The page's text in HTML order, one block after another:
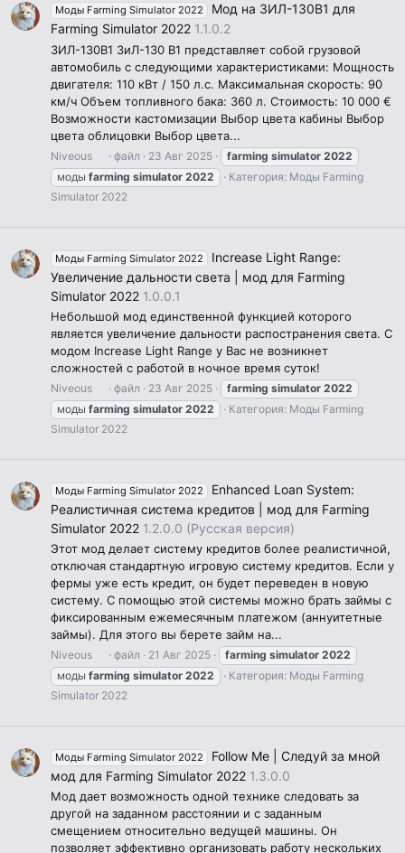
Моды Farming Simulator 2022
Мод на ЗИЛ-130В1 для
Farming Simulator 2022 1.1.0.2
ЗИЛ-130В1 ЗиЛ-130 В1 представляет собой грузовой
автомобиль с следующими характеристиками: Мощность
двигателя: 110 кВт / 150 л.с. Максимальная скорость: 90
км/ч Объем топливного бака: 360 л. Стоимость: 10 000 €
Возможности кастомизации Выбор цвета кабины Выбор
цвета облицовки Выбор цвета...
Niveous файл 23 Авг 2025 farming simulator 2022
моды farming simulator 2022 Категория: Моды Farming
Simulator 2022
Моды Farming Simulator 2022
Increase Light Range:
Увеличение дальности света | мод для Farming
Simulator 2022 1.0.0.1
Небольшой мод единственной функцией которого
является увеличение дальности распостранения света. С
модом Increase Light Range у Вас не возникнет
сложностей с работой в ночное время суток!
Niveous файл 23 Авг 2025 farming simulator 2022
моды farming simulator 2022 Категория: Моды Farming
Simulator 2022
Моды Farming Simulator 2022
Enhanced Loan System:
Реалистичная система кредитов | мод для Farming
Simulator 2022 1.2.0.0 (Русская версия)
Этот мод делает систему кредитов более реалистичной,
отключая стандартную игровую систему кредитов. Если у
фермы уже есть кредит, он будет переведен в новую
систему. С помощью этой системы можно брать займы с
фиксированным ежемесячным платежом (аннуитетные
займы). Для этого вы берете займ на...
Niveous файл 21 Авг 2025 farming simulator 2022
моды farming simulator 2022 Категория: Моды Farming
Simulator 2022
Моды Farming Simulator 2022
Follow Me | Следуй за мной
мод для Farming Simulator 2022 1.3.0.0
Мод дает возможность одной технике следовать за
другой на заданном расстоянии и с заданным
смещением относительно ведущей машины. Он
позволяет эффективно организовать работу нескольких